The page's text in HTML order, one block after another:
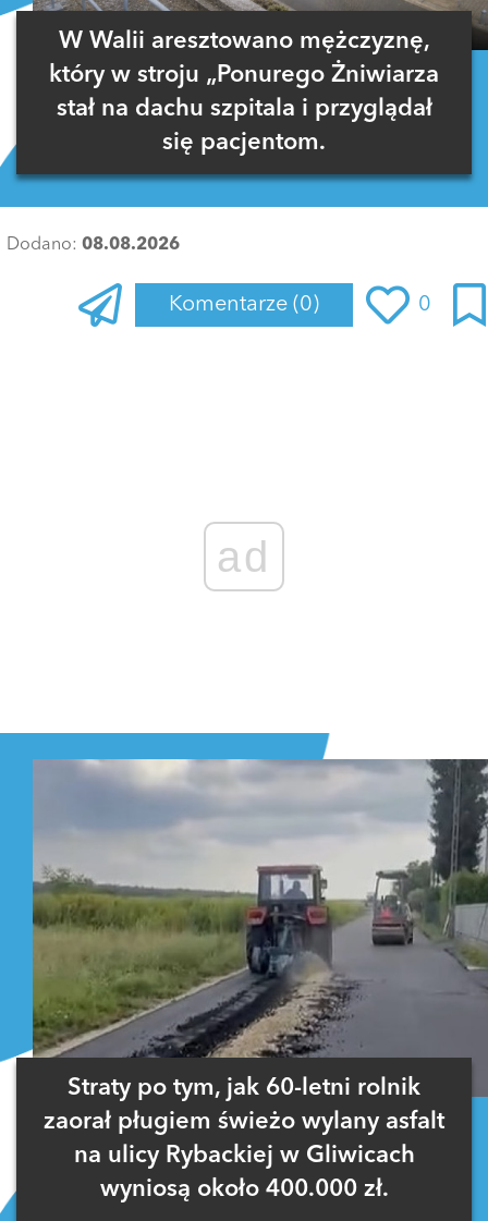
W Walii aresztowano mężczyznę,
który w stroju „Ponurego Żniwiarza
stał na dachu szpitala i przyglądał
się pacjentom.
Dodano: 08.08.2026
Komentarze (0) 0
ad
Straty po tym, jak 60-letni rolnik
zaorał pługiem świeżo wylany asfalt
na ulicy Rybackiej w Gliwicach
wyniosą około 400.000 zł.